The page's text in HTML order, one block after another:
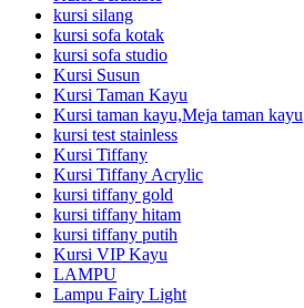
kursi silang
kursi sofa kotak
kursi sofa studio
Kursi Susun
Kursi Taman Kayu
Kursi taman kayu,Meja taman kayu
kursi test stainless
Kursi Tiffany
Kursi Tiffany Acrylic
kursi tiffany gold
kursi tiffany hitam
kursi tiffany putih
Kursi VIP Kayu
LAMPU
Lampu Fairy Light